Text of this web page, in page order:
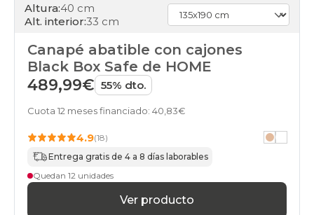
Altura:40 cm
Alt. interior:33 cm
Canapé abatible con cajones
Black Box Safe de HOME
489,99€ 55% dto.
Cuota 12 meses financiado: 40,83€
4.9(18)
Entrega gratis de 4 a 8 días laborables
Quedan 12 unidades
Ver producto